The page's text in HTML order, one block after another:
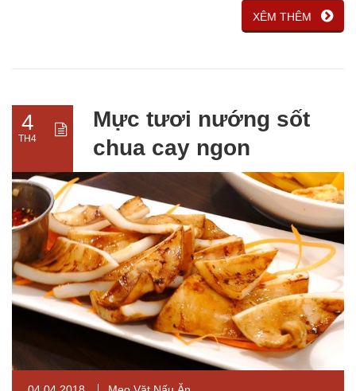
XÊM THÊM
4
TH4
Mực tươi nướng sốt
chua cay ngon